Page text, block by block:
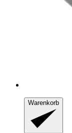
Warenkorb